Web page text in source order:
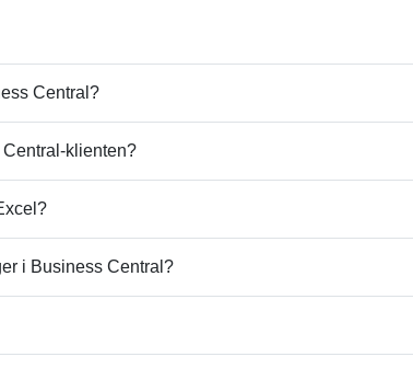
Central?
klienten?
i Business Central?